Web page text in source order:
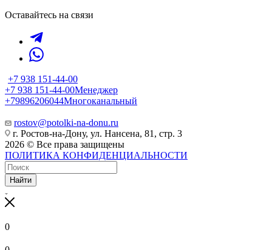
Оставайтесь на связи
+7 938 151-44-00
+7 938 151-44-00Менеджер
+79896206044Многоканальный
rostov@potolki-na-donu.ru
г. Ростов-на-Дону, ул. Нансена, 81, стр. 3
2026 © Все права защищены
ПОЛИТИКА КОНФИДЕНЦИАЛЬНОСТИ
Найти
0